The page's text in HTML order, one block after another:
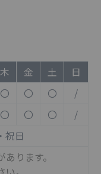
木 金 土
日
〇 〇 〇
/
〇 〇 〇
/
祝日
ります。